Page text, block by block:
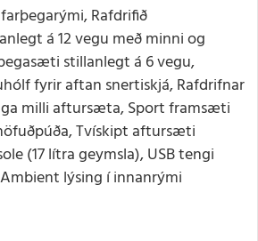
Rafdrifið
á 12 vegu með minni og
stillanlegt á 6 vegu,
fyrir aftan snertiskjá, Rafdrifnar
milli aftursæta, Sport framsæti
Tvískipt aftursæti
(17 lítra geymsla), USB tengi
lýsing í innanrými